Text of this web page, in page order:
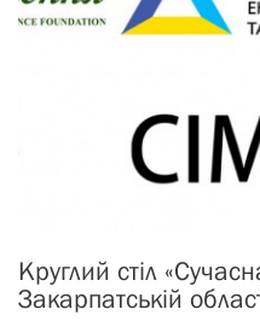
Круглий стіл
Закарпатській